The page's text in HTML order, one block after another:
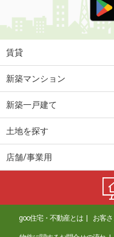
賃貸
新築マンション
新築一戸建て
土地を探す
店舗/事業用
goo住宅・不動産とは お客